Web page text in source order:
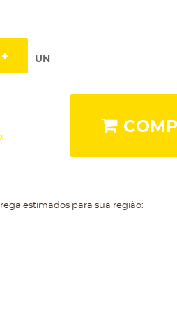
UN
estimados para sua região: